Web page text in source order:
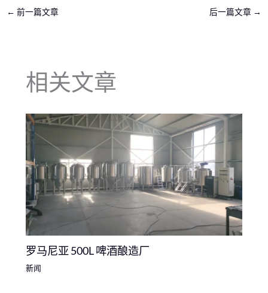
← 前一篇文章 后一篇文章 →
相关文章
罗马尼亚 500L 啤酒酿造厂
新闻